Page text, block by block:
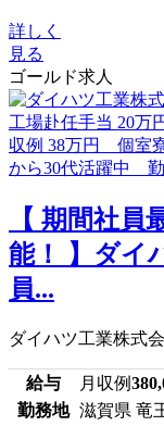
詳しく
見る
ゴールド求人
【 期間社員
能！ 】ダイ
員...
ダイハツ工業株式
給与 月収例
勤務地 滋賀県 竜